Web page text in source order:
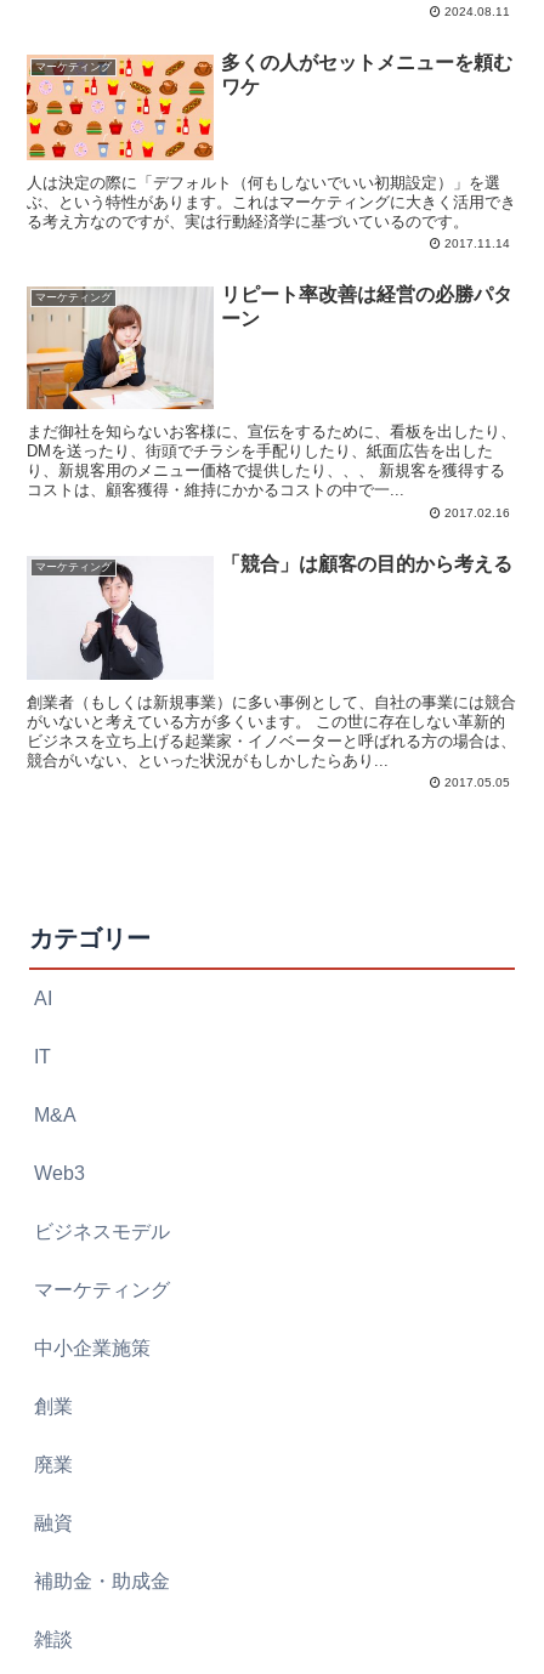
2024.08.11
マーケティング
多くの人がセットメニューを頼む
ワケ
人は決定の際に「デフォルト（何もしないでいい初期設定）」を選
ぶ、という特性があります。これはマーケティングに大きく活用でき
る考え方なのですが、実は行動経済学に基づいているのです。
2017.11.14
マーケティング
リピート率改善は経営の必勝パタ
ーン
まだ御社を知らないお客様に、宣伝をするために、看板を出したり、
DMを送ったり、街頭でチラシを手配りしたり、紙面広告を出した
り、新規客用のメニュー価格で提供したり、、、 新規客を獲得する
コストは、顧客獲得・維持にかかるコストの中で一...
2017.02.16
マーケティング 「競合」は顧客の目的から考える
創業者（もしくは新規事業）に多い事例として、自社の事業には競合
がいないと考えている方が多くいます。 この世に存在しない革新的
ビジネスを立ち上げる起業家・イノベーターと呼ばれる方の場合は、
競合がいない、といった状況がもしかしたらあり...
2017.05.05
カテゴリー
AI
IT
M&A
Web3
ビジネスモデル
マーケティング
中小企業施策
創業
廃業
融資
補助金・助成金
雑談